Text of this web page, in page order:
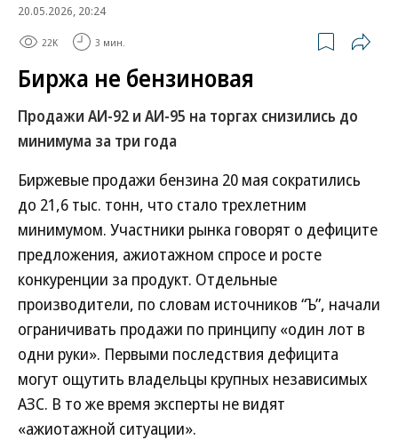
20.05.2026, 20:24
22K 3 мин.
Биржа не бензиновая
Продажи АИ-92 и АИ-95 на торгах снизились до
минимума за три года
Биржевые продажи бензина 20 мая сократились
до 21,6 тыс. тонн, что стало трехлетним
минимумом. Участники рынка говорят о дефиците
предложения, ажиотажном спросе и росте
конкуренции за продукт. Отдельные
производители, по словам источников “Ъ”, начали
ограничивать продажи по принципу «один лот в
одни руки». Первыми последствия дефицита
могут ощутить владельцы крупных независимых
АЗС. В то же время эксперты не видят
«ажиотажной ситуации».